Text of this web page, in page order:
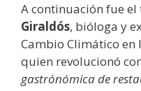
A continuación fue el
Giraldós, bióloga y
Cambio Climático en
quien revolucionó
gastrónómica de